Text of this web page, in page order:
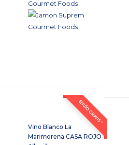
ENVÍO GRATIS *
Vino Blanco La
Marimorena CASA ROJO